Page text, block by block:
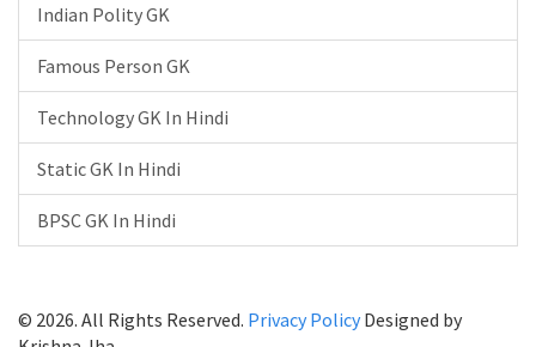
Indian Polity GK
Famous Person GK
Technology GK In Hindi
Static GK In Hindi
BPSC GK In Hindi
© 2026. All Rights Reserved. Privacy PolicyDesigned by